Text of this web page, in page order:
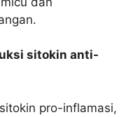
sitokin anti-
pro-inflamasi,